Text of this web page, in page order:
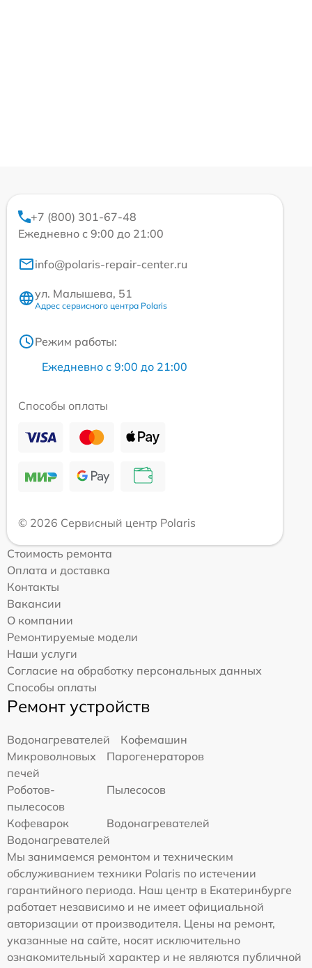
+7 (800) 301-67-48
Ежедневно с 9:00 до 21:00
info@polaris-repair-center.ru
ул. Малышева, 51
Адрес сервисного центра Polaris
Режим работы:
Ежедневно с 9:00 до 21:00
Способы оплаты
© 2026 Сервисный центр Polaris
Стоимость ремонта
Оплата и доставка
Контакты
Вакансии
О компании
Ремонтируемые модели
Наши услуги
Согласие на обработку персональных данных
Способы оплаты
Ремонт устройств
Водонагревателей
Кофемашин
Микроволновых
печей
Парогенераторов
Роботов-
пылесосов
Пылесосов
Кофеварок
Водонагревателей
Водонагревателей
Мы занимаемся ремонтом и техническим
обслуживанием техники Polaris по истечении
гарантийного периода. Наш центр в Екатеринбурге
работает независимо и не имеет официальной
авторизации от производителя. Цены на ремонт,
указанные на сайте, носят исключительно
ознакомительный характер и не являются публичной